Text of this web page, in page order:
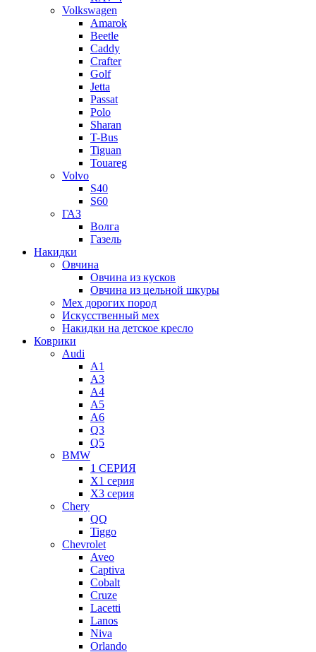
Volkswagen
Amarok
Beetle
Caddy
Crafter
Golf
Jetta
Passat
Polo
Sharan
T-Bus
Tiguan
Touareg
Volvo
S40
S60
ГАЗ
Волга
Газель
Накидки
Овчина
Овчина из кусков
Овчина из цельной шкуры
Мех дорогих пород
Искусственный мех
Накидки на детское кресло
Коврики
Audi
A1
A3
A4
A5
A6
Q3
Q5
BMW
1 СЕРИЯ
X1 серия
X3 серия
Chery
QQ
Tiggo
Chevrolet
Aveo
Captiva
Cobalt
Cruze
Lacetti
Lanos
Niva
Orlando